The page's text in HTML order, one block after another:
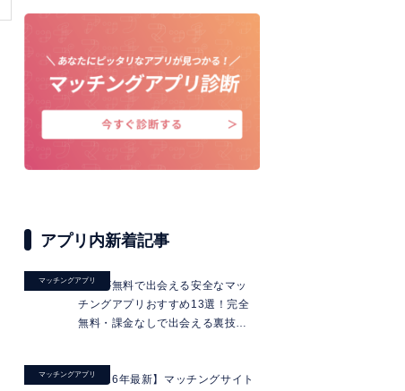
アプリ内新着記事
マッチングアプリ男性が無料で出会える安全なマッ
チングアプリおすすめ13選！完全
無料・課金なしで出会える裏技も
マッチングアプリ【2026年最新】マッチングサイト